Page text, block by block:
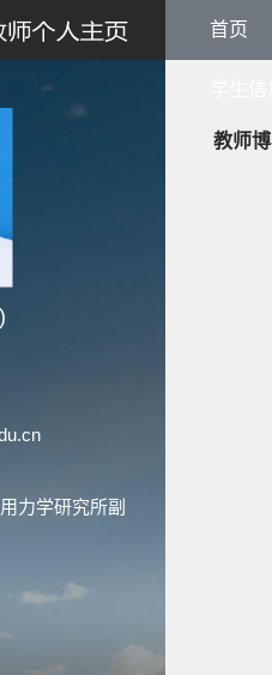
力学研究所副
首页
教师